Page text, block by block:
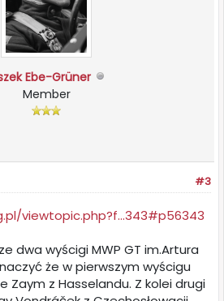
Ebe-Grüner
Member
#3
viewtopic.php?f...343#p56343
dwa wyścigi MWP GT im.Artura
że w pierwszym wyścigu
Zaym z Hasselandu. Z kolei drugi